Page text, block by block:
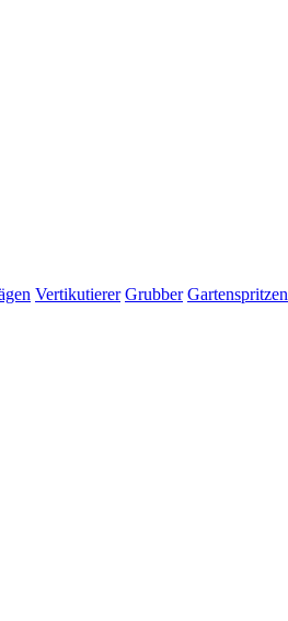
Vertikutierer Grubber Gartenspritzen